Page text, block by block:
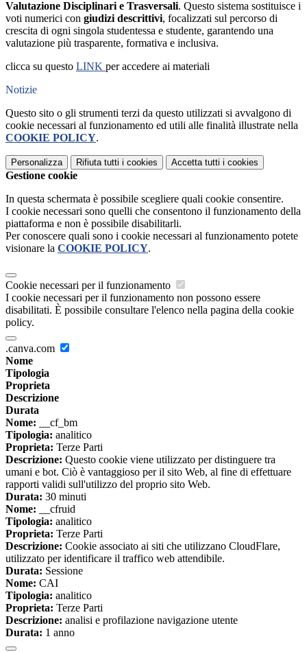
Valutazione Disciplinari e Trasversali. Questo sistema sostituisce i
voti numerici con giudizi descrittivi, focalizzati sul percorso di
crescita di ogni singola studentessa e studente, garantendo una
valutazione più trasparente, formativa e inclusiva.
clicca su questo LINK per accedere ai materiali
Notizie
Questo sito o gli strumenti terzi da questo utilizzati si avvalgono di
cookie necessari al funzionamento ed utili alle finalità illustrate nella
COOKIE POLICY.
Personalizza Rifiuta tutti i cookies Accetta tutti i cookies
Gestione cookie
In questa schermata è possibile scegliere quali cookie consentire.
I cookie necessari sono quelli che consentono il funzionamento della
piattaforma e non è possibile disabilitarli.
Per conoscere quali sono i cookie necessari al funzionamento potete
visionare la COOKIE POLICY.
Cookie necessari per il funzionamento
I cookie necessari per il funzionamento non possono essere
disabilitati. È possibile consultare l'elenco nella pagina della cookie
policy.
.canva.com
Nome
Tipologia
Proprieta
Descrizione
Durata
Nome: __cf_bm
Tipologia: analitico
Proprieta: Terze Parti
Descrizione: Questo cookie viene utilizzato per distinguere tra
umani e bot. Ciò è vantaggioso per il sito Web, al fine di effettuare
rapporti validi sull'utilizzo del proprio sito Web.
Durata: 30 minuti
Nome: __cfruid
Tipologia: analitico
Proprieta: Terze Parti
Descrizione: Cookie associato ai siti che utilizzano CloudFlare,
utilizzato per identificare il traffico web attendibile.
Durata: Sessione
Nome: CAI
Tipologia: analitico
Proprieta: Terze Parti
Descrizione: analisi e profilazione navigazione utente
Durata: 1 anno